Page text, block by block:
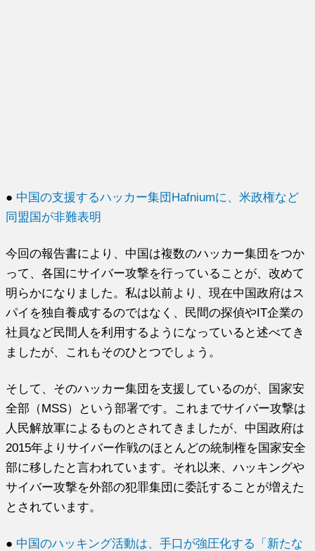
● 中国の支援するハッカー集団Hafniumに、米政権など
同盟国が非難表明
今回の報告書により、中国は複数のハッカー集団をつか
って、各国にサイバー攻撃を行っていることが、改めて
明らかになりました。私は以前より、現在中国政府はス
パイを独自養成するのではなく、民間の探偵やIT企業の
社員など民間人を利用するようになっていると述べてき
ましたが、これもそのひとつでしょう。
そして、そのハッカー集団を支援しているのが、国家安
全部（MSS）という部署です。これまでサイバー攻撃は
人民解放軍によるものとされてきましたが、中国政府は
2015年よりサイバー作戦のほとんどの統制権を国家安全
部に移したと言われています。それ以来、ハッキングや
サイバー攻撃を外部の犯罪集団に委託することが増えた
とされています。
● 中国のハッキング活動は、手口が強圧化する「新たな